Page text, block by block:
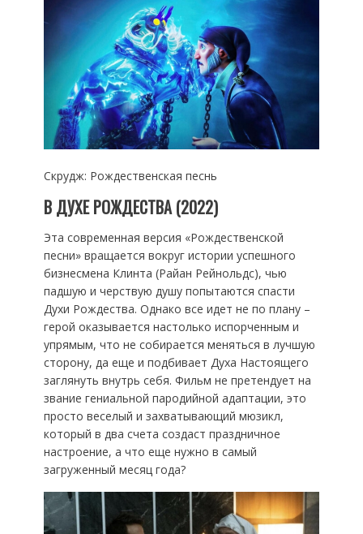
Скрудж: Рождественская песнь
В ДУХЕ РОЖДЕСТВА (2022)
Эта современная версия «Рождественской
песни» вращается вокруг истории успешного
бизнесмена Клинта (Райан Рейнольдс), чью
падшую и черствую душу попытаются спасти
Духи Рождества. Однако все идет не по плану –
герой оказывается настолько испорченным и
упрямым, что не собирается меняться в лучшую
сторону, да еще и подбивает Духа Настоящего
заглянуть внутрь себя. Фильм не претендует на
звание гениальной пародийной адаптации, это
просто веселый и захватывающий мюзикл,
который в два счета создаст праздничное
настроение, а что еще нужно в самый
загруженный месяц года?